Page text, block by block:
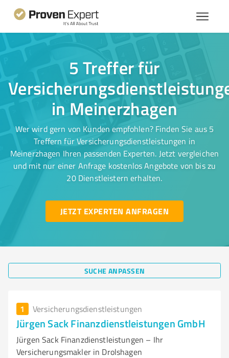
5 Treffer für
in Meinerzhagen
Wer wird gern von Kunden empfohlen? Finden Sie aus 5
Treffern für Versicherungsdienstleistungen in
Meinerzhagen Ihren passenden Experten. Jetzt vergleichen
und mit nur einer Anfrage kostenlos Angebote von bis zu
20 Dienstleistern erhalten.
JETZT EXPERTEN ANFRAGEN
SUCHE ANPASSEN
1 Versicherungsdienstleistungen
Jürgen Sack Finanzdienstleistungen GmbH
Jürgen Sack Finanzdienstleistungen – Ihr
Versicherungsmakler in Drolshagen